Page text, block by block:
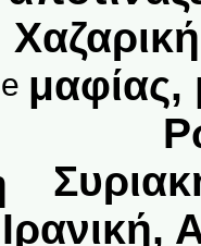
μαφίας,
Ιρανική,